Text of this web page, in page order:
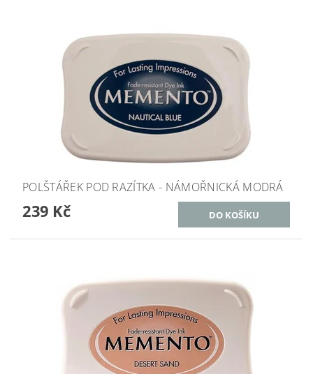
POLŠTÁŘEK POD RAZÍTKA - NÁMOŘNICKÁ MODRÁ
239 Kč